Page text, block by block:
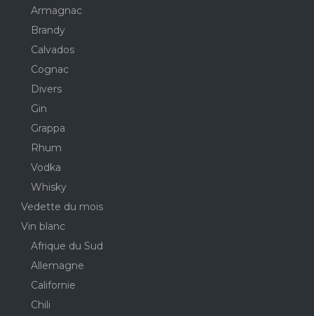
Armagnac
Brandy
Calvados
Cognac
Divers
Gin
Grappa
Rhum
Vodka
Whisky
Vedette du mois
Vin blanc
Afrique du Sud
Allemagne
Californie
Chili